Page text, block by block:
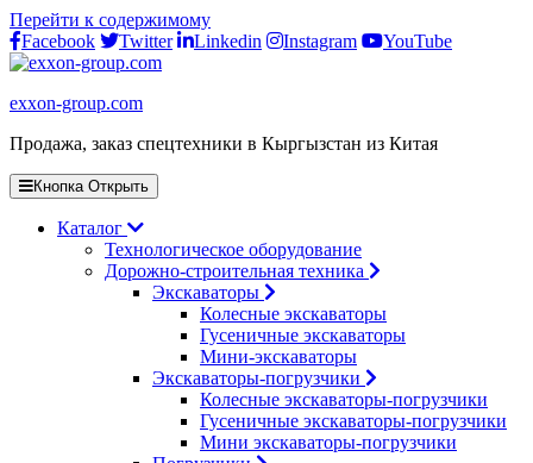
Перейти к содержимому
Facebook
Twitter Linkedin Instagram YouTube
exxon-group.com
Продажа, заказ спецтехники в Кыргызстан из Китая
Кнопка Открыть
Каталог
Технологическое оборудование
Дорожно-строительная техника
Экскаваторы
Колесные экскаваторы
Гусеничные экскаваторы
Мини-экскаваторы
Экскаваторы-погрузчики
Колесные экскаваторы-погрузчики
Гусеничные экскаваторы-погрузчики
Мини экскаваторы-погрузчики